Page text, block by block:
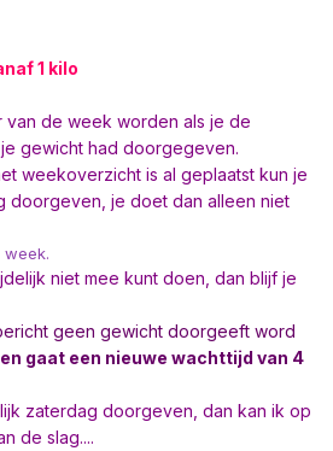
1 kilo
van de week worden als je de
gewicht had doorgegeven.
weekoverzicht is al geplaatst kun je
doorgeven, je doet dan alleen niet
niet mee kunt doen, dan blijf je
geen gewicht doorgeeft word
en gaat een nieuwe wachttijd van 4
zaterdag doorgeven, dan kan ik op
de slag....